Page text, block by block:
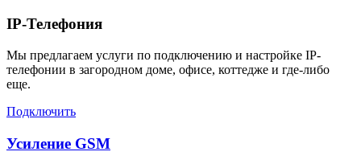
IP-Телефония
Мы предлагаем услуги по подключению и настройке IP-
телефонии в загородном доме, офисе, коттедже и где-либо
еще.
Подключить
Усиление GSM